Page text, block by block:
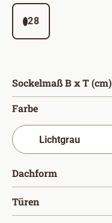
28
Sockelmaß B x T (cm)
Farbeauswählen
Dachform
Türen